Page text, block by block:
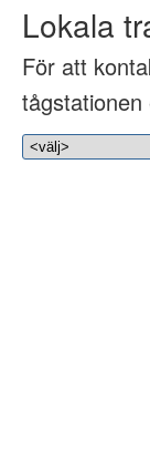
Lokala
För att
tågstationen